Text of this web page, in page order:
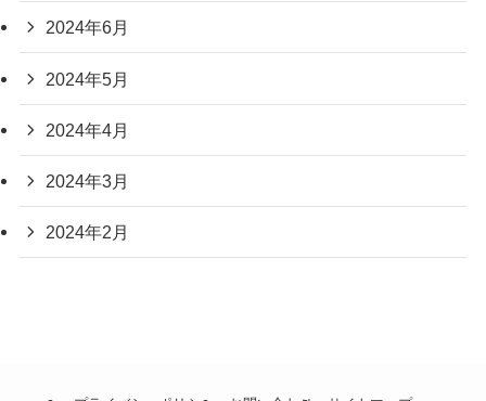
2024年6月
2024年5月
2024年4月
2024年3月
2024年2月